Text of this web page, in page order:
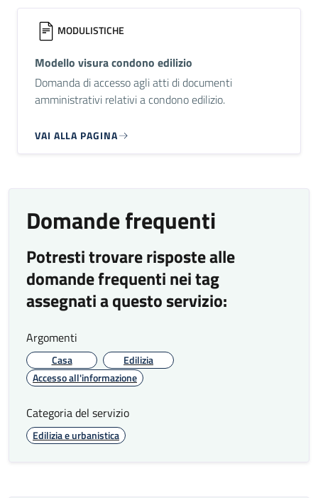
MODULISTICHE
Modello visura condono edilizio
Domanda di accesso agli atti di documenti
amministrativi relativi a condono edilizio.
VAI ALLA PAGINA
Domande frequenti
Potresti trovare risposte alle
domande frequenti nei tag
assegnati a questo servizio:
Argomenti
Casa
Edilizia
Accesso all'informazione
Categoria del servizio
Edilizia e urbanistica